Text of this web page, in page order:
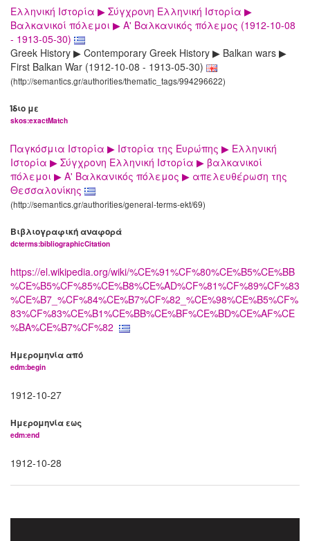
Ελληνική Ιστορία ▶ Σύγχρονη Ελληνική Ιστορία ▶
Βαλκανικοί πόλεμοι ▶ Α' Βαλκανικός πόλεμος (1912-10-08
- 1913-05-30)
Greek History ▶ Contemporary Greek History ▶ Balkan wars ▶
First Balkan War (1912-10-08 - 1913-05-30)
(http://semantics.gr/authorities/thematic_tags/994296622)
Ίδιο με
skos:exactMatch
Παγκόσμια Ιστορία ▶ Ιστορία της Ευρώπης ▶ Ελληνική
Ιστορία ▶ Σύγχρονη Ελληνική Ιστορία ▶ βαλκανικοί
πόλεμοι ▶ Α' Βαλκανικός πόλεμος ▶ απελευθέρωση της
Θεσσαλονίκης
(http://semantics.gr/authorities/general-terms-ekt/69)
Βιβλιογραφική αναφορά
dcterms:bibliographicCitation
https://el.wikipedia.org/wiki/%CE%91%CF%80%CE%B5%CE%BB
%CE%B5%CF%85%CE%B8%CE%AD%CF%81%CF%89%CF%83
%CE%B7_%CF%84%CE%B7%CF%82_%CE%98%CE%B5%CF%
83%CF%83%CE%B1%CE%BB%CE%BF%CE%BD%CE%AF%CE
%BA%CE%B7%CF%82
Ημερομηνία από
edm:begin
1912-10-27
Ημερομηνία εως
edm:end
1912-10-28